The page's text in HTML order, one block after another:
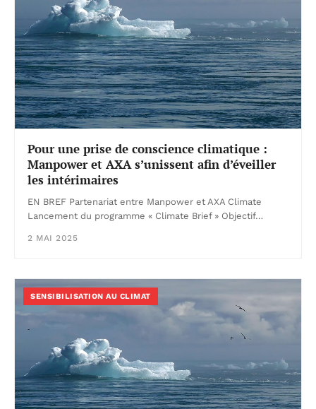
Pour une prise de conscience climatique :
Manpower et AXA s’unissent afin d’éveiller
les intérimaires
EN BREF Partenariat entre Manpower et AXA Climate
Lancement du programme « Climate Brief » Objectif…
2 MAI 2025
SENSIBILISATION AU CLIMAT